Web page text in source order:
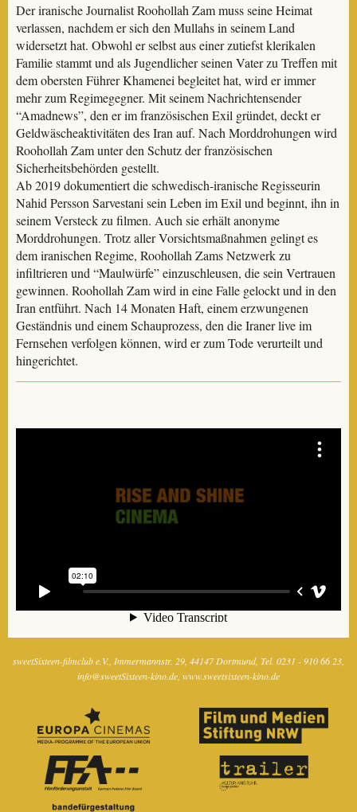
Der iranische Journalist Roohollah Zam muss seine Heimat
verlassen, nachdem er sich den Mullahs in seinem Land
widersetzt hat. Obwohl er selbst aus einer zutiefst klerikalen
Familie stammt und als Jugendlicher seinen Vater zu Treffen mit
dem obersten Führer Khamenei begleitet hat, wird er immer
mehr zum Regimegegner. Mit seinem Nachrichtensender
“Amadnews”, den er im französischen Exil gründet, deckt er
Geldwäscheaktivitäten des Iran auf. Nach Morddrohungen wird
Roohollah Zam unter den Schutz der französischen
Sicherheitsbehörden gestellt.
Ab 2019 dokumentiert die schwedisch-iranische Regisseurin
Nahid Persson Sarvestani sein Leben im Exil und beginnt, ihn in
seinem Versteck zu filmen. Auch sie erhält anonyme
Morddrohungen. Trotz aller Vorsichtsmaßnahmen gelingt es
dem iranischen Regime, Roohollah Zams Netzwerk zu
infiltrieren und “Maulwürfe” einzuschleusen, die sein Vertrauen
gewinnen. Roohollah Zam wird in eine Falle gelockt und in den
Iran entführt. Nach 14 Monaten Haft, einem erzwungenen
Geständnis und einem Schauprozess, den die Iraner live im
Fernsehen verfolgen können, wird er zum Tode verurteilt und
hingerichtet.
sweetSixteen-filmclub e.V. Immermannstr. 29 44147 Dortmund Tel. 0231 - 910 66 23
info@sweetSixteen-kino.de www.sweetsixteen-kino.de